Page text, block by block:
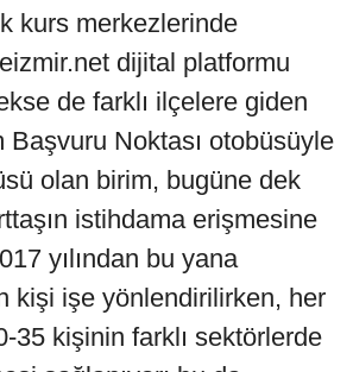
kurs merkezlerinde
dijital platformu
de farklı ilçelere giden
Başvuru Noktası otobüsüyle
olan birim, bugüne dek
istihdama erişmesine
yılından bu yana
kişi işe yönlendirilirken, her
35 kişinin farklı sektörlerde